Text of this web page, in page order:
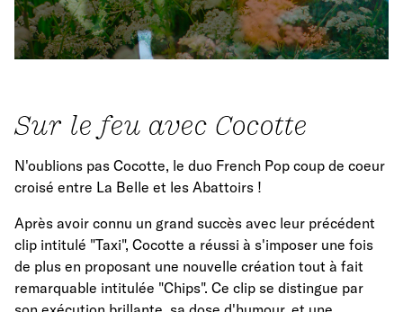
Sur le feu avec Cocotte
N'oublions pas Cocotte, le duo French Pop coup de coeur
croisé entre La Belle et les Abattoirs !
Après avoir connu un grand succès avec leur précédent
clip intitulé "Taxi", Cocotte a réussi à s'imposer une fois
de plus en proposant une nouvelle création tout à fait
remarquable intitulée "Chips". Ce clip se distingue par